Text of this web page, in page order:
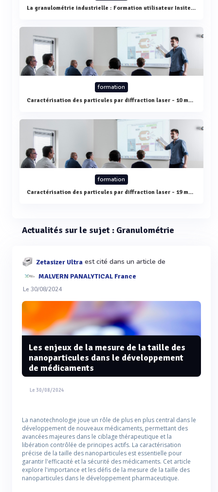
La granulométrie industrielle : Formation utilisateur Insitec - Malvern Link II - Optimisation des procédés
formation
Caractérisation des particules par diffraction laser - 10 mars
formation
Caractérisation des particules par diffraction laser - 19 mars
Actualités sur le sujet : Granulométrie
Zetasizer Ultra est cité dans un article de
MALVERN PANALYTICAL France
Le 30/08/2024
Les enjeux de la mesure de la taille des
nanoparticules dans le développement
de médicaments
Le 30/08/2024
La nanotechnologie joue un rôle de plus en plus central dans le
développement de nouveaux médicaments, permettant des
avancées majeures dans le ciblage thérapeutique et la
libération contrôlée de principes actifs. La caractérisation
précise de la taille des nanoparticules est essentielle pour
garantir l'efficacité et la sécurité des médicaments. Cet article
explore l'importance et les défis de la mesure de la taille des
nanoparticules dans le développement pharmaceutique.